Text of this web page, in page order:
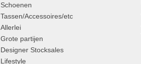
Schoenen
Tassen/Accessoires/etc
Allerlei
Grote partijen
Designer Stocksales
Lifestyle